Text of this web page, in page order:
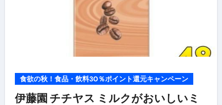
食欲の秋！食品・飲料30％ポイント還元キャンペーン
伊藤園 チチヤス ミルクがおいしいミ